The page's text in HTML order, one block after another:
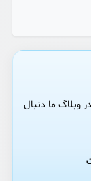
وبلاگ ما دنبال